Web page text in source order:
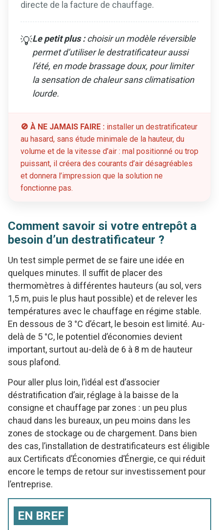
directe de la facture de chauffage.
💡Le petit plus :choisir un modèle réversible
permet d’utiliser le destratificateur aussi
l’été, en mode brassage doux, pour limiter
la sensation de chaleur sans climatisation
lourde.
🚫 À NE JAMAIS FAIRE : installer un destratificateur
au hasard, sans étude minimale de la hauteur, du
volume et de la vitesse d’air : mal positionné ou trop
puissant, il créera des courants d’air désagréables
et donnera l’impression que la solution ne
fonctionne pas.
Comment savoir si votre entrepôt a
besoin d’un destratificateur ?
Un test simple permet de se faire une idée en
quelques minutes. Il suffit de placer des
thermomètres à différentes hauteurs (au sol, vers
1,5 m, puis le plus haut possible) et de relever les
températures avec le chauffage en régime stable.
En dessous de 3 °C d’écart, le besoin est limité. Au-
delà de 5 °C, le potentiel d’économies devient
important, surtout au-delà de 6 à 8 m de hauteur
sous plafond.
Pour aller plus loin, l’idéal est d’associer
déstratification d’air, réglage à la baisse de la
consigne et chauffage par zones : un peu plus
chaud dans les bureaux, un peu moins dans les
zones de stockage ou de chargement. Dans bien
des cas, l’installation de destratificateurs est éligible
aux Certificats d’Économies d’Énergie, ce qui réduit
encore le temps de retour sur investissement pour
l’entreprise.
EN BREF